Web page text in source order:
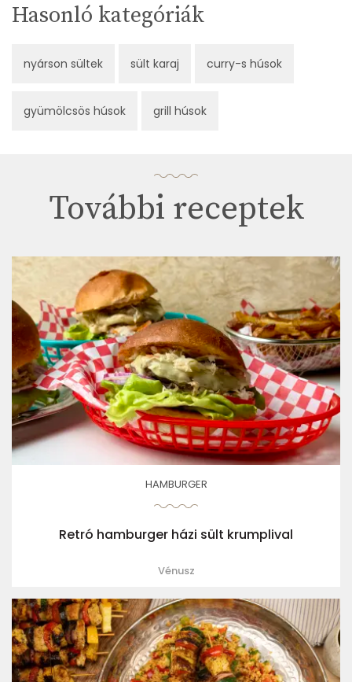
Hasonló kategóriák
nyárson sültek sült karaj curry-s húsok
gyümölcsös húsok grill húsok
További receptek
HAMBURGER
Retró hamburger házi sült krumplival
Vénusz